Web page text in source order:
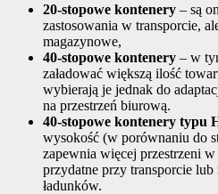
20-stopowe kontenery – są
zastosowania w transporcie,
magazynowe,
40-stopowe kontenery – w
załadować większą ilość
wybierają je jednak do
na przestrzeń biurową.
40-stopowe kontenery typu
wysokość (w porównaniu do
zapewnia więcej przestrzeni
przydatne przy transporcie
ładunków.